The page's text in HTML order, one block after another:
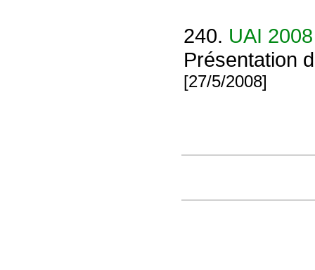
240. UAI 2008
Présentation
[27/5/2008]